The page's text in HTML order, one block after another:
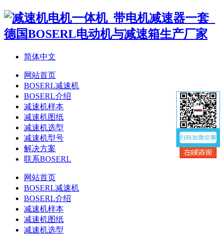
简体中文
网站首页
BOSERL减速机
BOSERL介绍
减速机样本
减速机图纸
减速机选型
减速机型号
解决方案
联系BOSERL
网站首页
BOSERL减速机
BOSERL介绍
减速机样本
减速机图纸
减速机选型